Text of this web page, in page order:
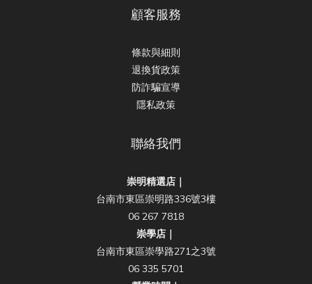
顧客服務
條款與細則
退換貨政策
防詐騙宣導
隱私政策
聯絡我們
崇明精選店｜
台南市東區崇明路336號3樓
06 267 7818
崇學店｜
台南市東區崇學路271之3號
06 335 5701